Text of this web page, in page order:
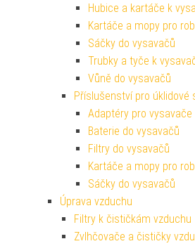
Hubice a kartáče k
Kartáče a mopy pro
Sáčky do vysavačů
Trubky a tyče k
Vůně do vysavačů
Příslušenství pro úklidové
Adaptéry pro vysavače
Baterie do vysavačů
Filtry do vysavačů
Kartáče a mopy pro
Sáčky do vysavačů
Úprava vzduchu
Filtry k čističkám vzduchu
Zvlhčovače a čističky